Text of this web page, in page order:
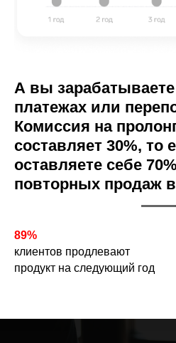
А вы
платежах или
Комиссия на
составляет 30%, то
оставляете себе
повторных продаж
89%
клиентов продлевают
продукт на следующий год